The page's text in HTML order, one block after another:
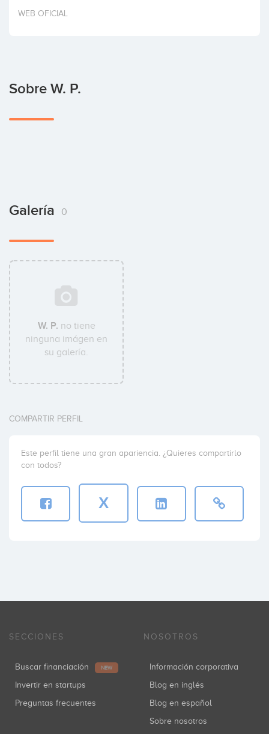
Invertir
WEB OFICIAL
Sobre W. P.
Galería 0
W. P. no tiene
ninguna imágen en
su galería.
COMPARTIR PERFIL
Este perfil tiene una gran apariencia. ¿Quieres compartirlo
con todos?
X
SECCIONES
Buscar financiación NEW
Invertir en startups
Preguntas frecuentes
NOSOTROS
Información corporativa
Blog en inglés
Blog en español
Sobre nosotros